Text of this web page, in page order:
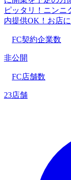
ピッタリ！ニンニ
内提供OK！お店
FC契約企業数
非公開
FC店舗数
23店舗